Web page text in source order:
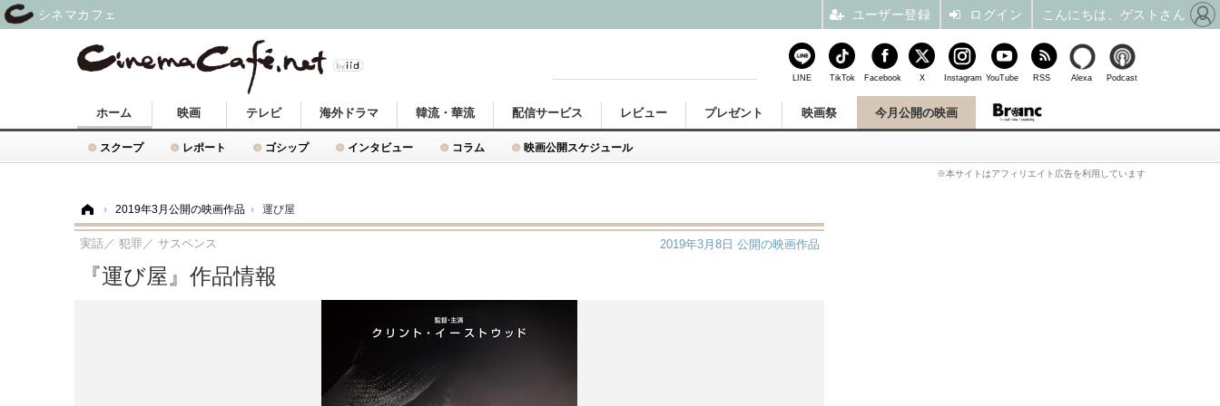
ホーム
スクープ レポート ゴシップ インタビュー コラム 映画公開スケジュール
映画 テレビ 海外ドラマ 韓流・華流 配信サービス レビュー プレゼント 映画祭 今月公開の映画
※本サイトはアフィリエイト広告を利用しています
› 2019年3月公開の映画作品 › 運び屋
実話／ 犯罪／ サスペンス
『運び屋』作品情報
2019年3月8日 公開の映画作品
LINE TikTok Facebook X Instagram YouTube RSS Alexa Podcast
シネマカフェ ユーザー登録 ログイン こんにちは、ゲストさん